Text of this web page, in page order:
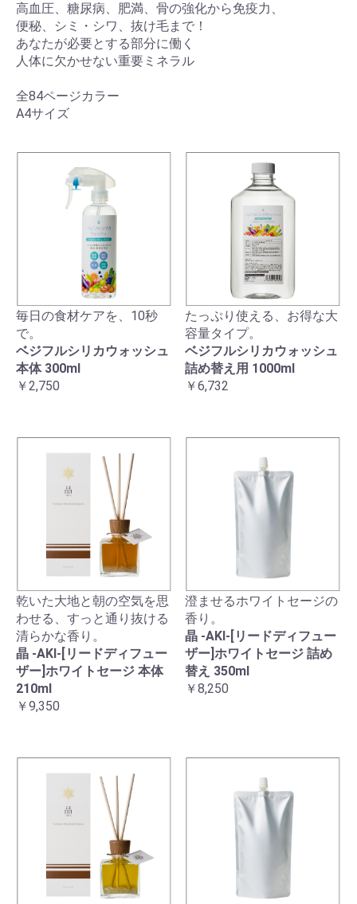
高血圧、糖尿病、肥満、骨の強化から免疫力、
便秘、シミ・シワ、抜け毛まで！
あなたが必要とする部分に働く
人体に欠かせない重要ミネラル
全84ページカラー
A4サイズ
毎日の食材ケアを、10秒
で。
ベジフルシリカウォッシュ
本体 300ml
￥2,750
たっぷり使える、お得な大
容量タイプ。
ベジフルシリカウォッシュ
詰め替え用 1000ml
￥6,732
乾いた大地と朝の空気を思
わせる、すっと通り抜ける
清らかな香り。
晶 -AKI-[リードディフュー
ザー]ホワイトセージ 本体
210ml
￥9,350
澄ませるホワイトセージの
香り。
晶 -AKI-[リードディフュー
ザー]ホワイトセージ 詰め
替え 350ml
￥8,250